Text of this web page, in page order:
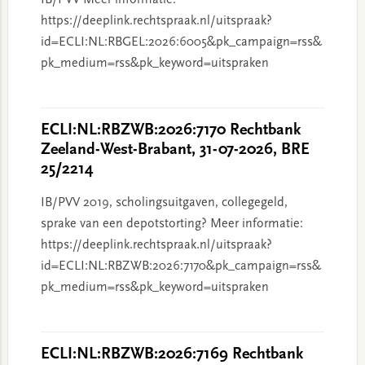
https://deeplink.rechtspraak.nl/uitspraak?
id=ECLI:NL:RBGEL:2026:6005&pk_campaign=rss&
pk_medium=rss&pk_keyword=uitspraken
ECLI:NL:RBZWB:2026:7170 Rechtbank
Zeeland-West-Brabant, 31-07-2026, BRE
25/2214
IB/PVV 2019, scholingsuitgaven, collegegeld,
sprake van een depotstorting? Meer informatie:
https://deeplink.rechtspraak.nl/uitspraak?
id=ECLI:NL:RBZWB:2026:7170&pk_campaign=rss&
pk_medium=rss&pk_keyword=uitspraken
ECLI:NL:RBZWB:2026:7169 Rechtbank